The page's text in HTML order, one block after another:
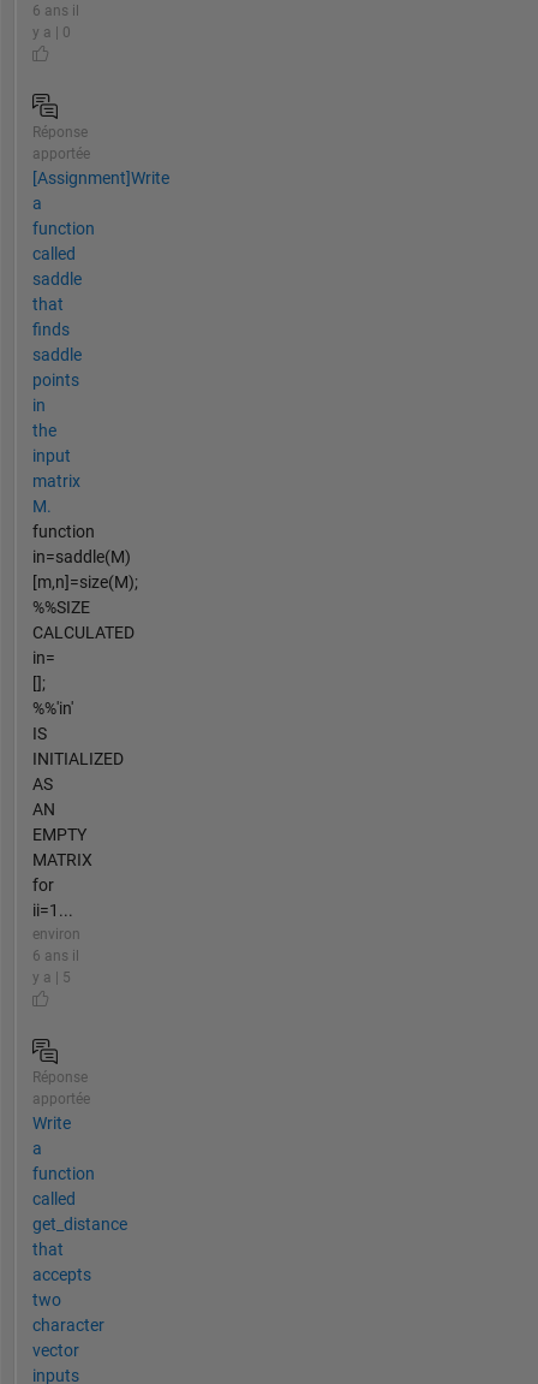
6 ans il
y a | 0
Réponse
apportée
[Assignment]Write
a
function
called
saddle
that
finds
saddle
points
in
the
input
matrix
M.
function
in=saddle(M)
[m,n]=size(M);
%%SIZE
CALCULATED
in=
[];
%%'in'
IS
INITIALIZED
AS
AN
EMPTY
MATRIX
for
ii=1...
environ
6 ans il
y a | 5
Réponse
apportée
Write
a
function
called
get_distance
that
accepts
two
character
vector
inputs